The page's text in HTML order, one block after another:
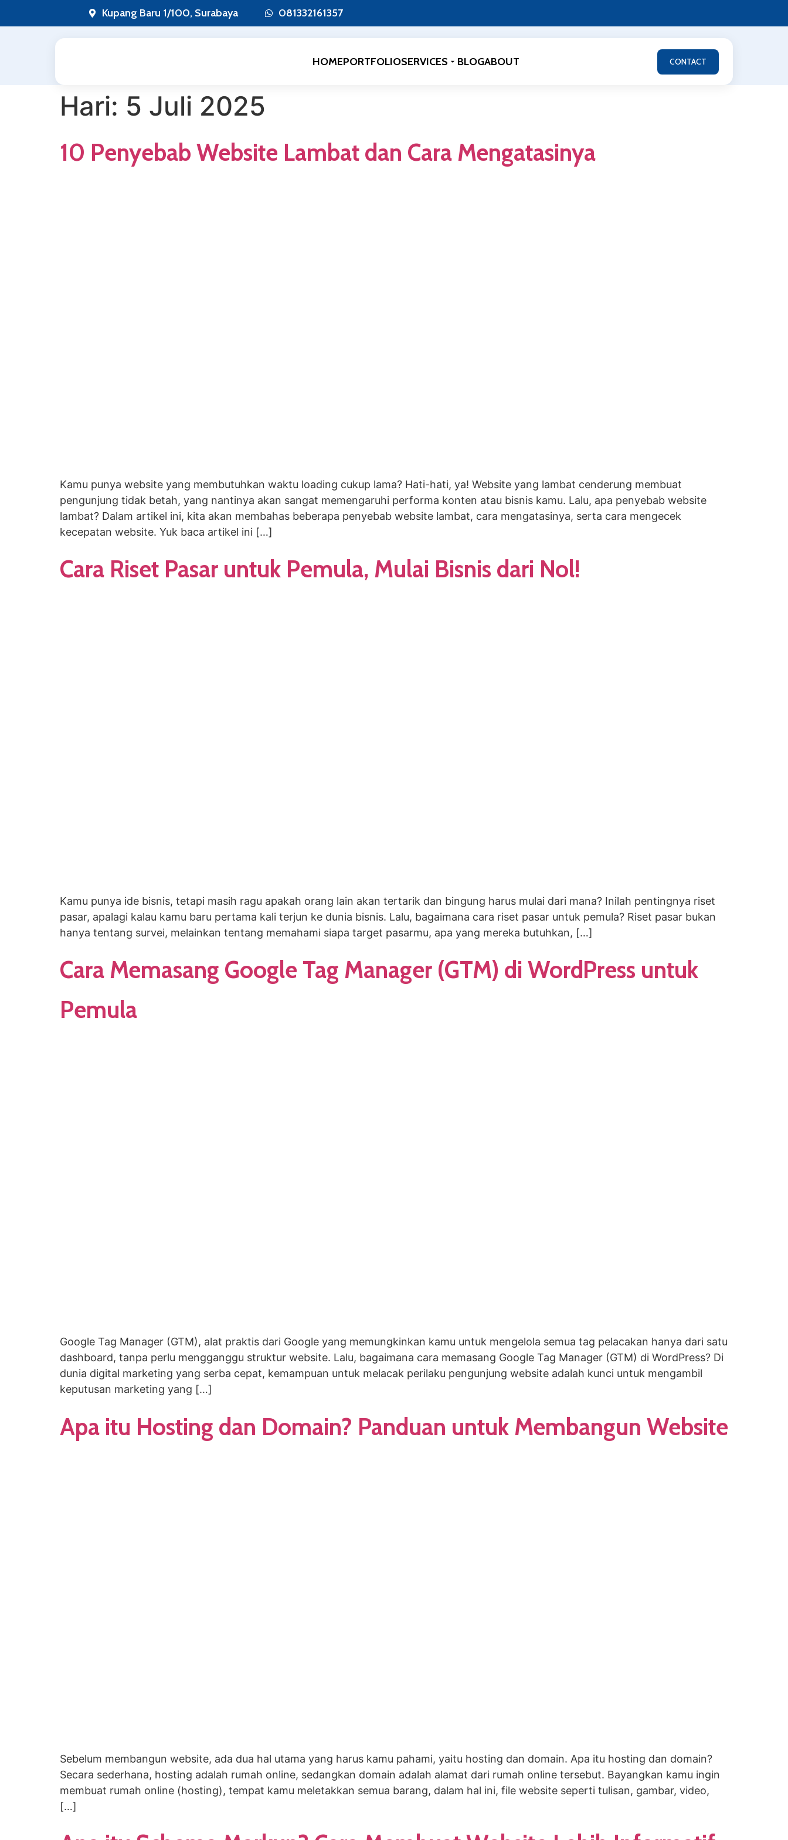
Kupang Baru 1/100, Surabaya 081332161357
HOMEPORTFOLIOSERVICES BLOGABOUT CONTACT
Hari: 5 Juli 2025
10 Penyebab Website Lambat dan Cara Mengatasinya
Kamu punya website yang membutuhkan waktu loading cukup lama? Hati-hati, ya! Website yang lambat cenderung membuat
pengunjung tidak betah, yang nantinya akan sangat memengaruhi performa konten atau bisnis kamu. Lalu, apa penyebab website
lambat? Dalam artikel ini, kita akan membahas beberapa penyebab website lambat, cara mengatasinya, serta cara mengecek
kecepatan website. Yuk baca artikel ini […]
Cara Riset Pasar untuk Pemula, Mulai Bisnis dari Nol!
Kamu punya ide bisnis, tetapi masih ragu apakah orang lain akan tertarik dan bingung harus mulai dari mana? Inilah pentingnya riset
pasar, apalagi kalau kamu baru pertama kali terjun ke dunia bisnis. Lalu, bagaimana cara riset pasar untuk pemula? Riset pasar bukan
hanya tentang survei, melainkan tentang memahami siapa target pasarmu, apa yang mereka butuhkan, […]
Cara Memasang Google Tag Manager (GTM) di WordPress untuk
Pemula
Google Tag Manager (GTM), alat praktis dari Google yang memungkinkan kamu untuk mengelola semua tag pelacakan hanya dari satu
dashboard, tanpa perlu mengganggu struktur website. Lalu, bagaimana cara memasang Google Tag Manager (GTM) di WordPress? Di
dunia digital marketing yang serba cepat, kemampuan untuk melacak perilaku pengunjung website adalah kunci untuk mengambil
keputusan marketing yang […]
Apa itu Hosting dan Domain? Panduan untuk Membangun Website
Sebelum membangun website, ada dua hal utama yang harus kamu pahami, yaitu hosting dan domain. Apa itu hosting dan domain?
Secara sederhana, hosting adalah rumah online, sedangkan domain adalah alamat dari rumah online tersebut. Bayangkan kamu ingin
membuat rumah online (hosting), tempat kamu meletakkan semua barang, dalam hal ini, file website seperti tulisan, gambar, video,
[…]